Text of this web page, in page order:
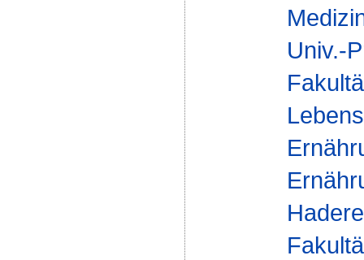
Univ.-